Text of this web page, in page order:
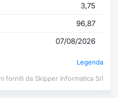
3,75
96,87
07/08/2026
Legenda
forniti da Skipper Informatica Srl